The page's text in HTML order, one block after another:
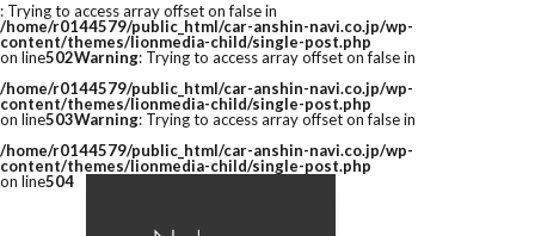
: Trying to access array offset on false in
/home/r0144579/public_html/car-anshin-navi.co.jp/wp-
content/themes/lionmedia-child/single-post.php
on line502Warning: Trying to access array offset on false in
/home/r0144579/public_html/car-anshin-navi.co.jp/wp-
content/themes/lionmedia-child/single-post.php
on line503Warning: Trying to access array offset on false in
/home/r0144579/public_html/car-anshin-navi.co.jp/wp-
content/themes/lionmedia-child/single-post.php
on line504